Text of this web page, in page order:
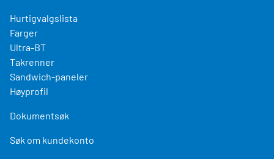
Hurtigvalgslista
Farger
Ultra-BT
Takrenner
Sandwich-paneler
Høyprofil
Dokumentsøk
Søk om kundekonto